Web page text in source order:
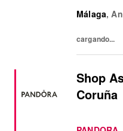
Guest
Málaga,
cargando...
Shop
Coruña